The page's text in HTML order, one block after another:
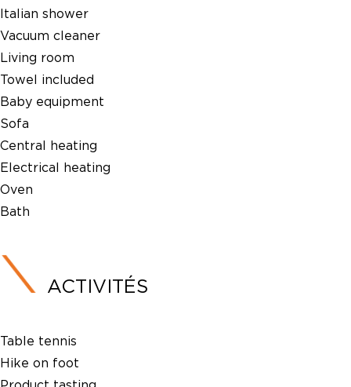
Italian shower
Vacuum cleaner
Living room
Towel included
Baby equipment
Sofa
Central heating
Electrical heating
Oven
Bath
ACTIVITÉS
Table tennis
Hike on foot